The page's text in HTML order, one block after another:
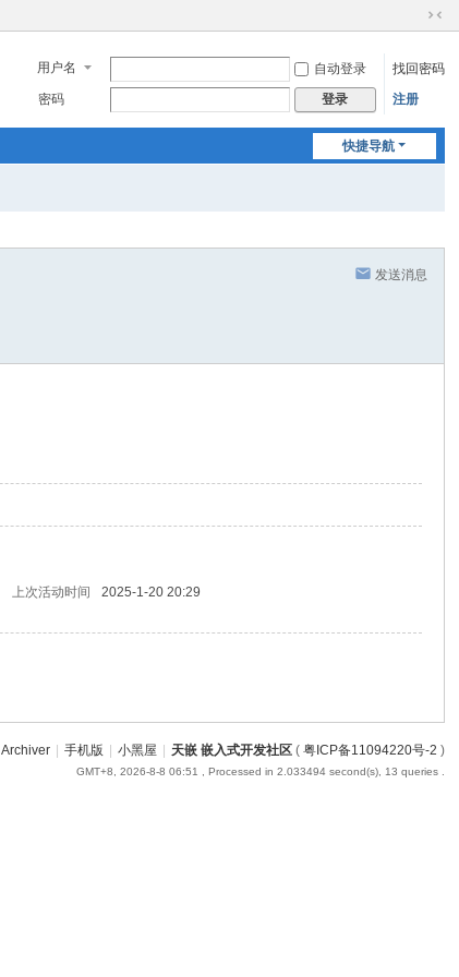
切
到
用户名 自动登录
找回密码
密码
登录 注册
快捷导航
发送消息
上次活动时间
2025-1-20 20:29
Archiver 手机版 小黑屋 天嵌 嵌入式开发社区( 粤ICP备11094220号-2 )
GMT+8, 2026-8-8 06:51 , Processed in 2.033494 second(s), 13 queries .